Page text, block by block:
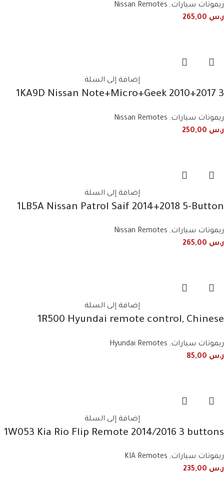
ريموتات سيارات,
Nissan Remotes
ر.س
إضافة إلى السلة
1KA9D Nissan Note+Micro+Geek 2010+2017 3
ريموتات سيارات,
Nissan Remotes
ر.س
إضافة إلى السلة
1LB5A Nissan Patrol Saif 2014+2018 5-Button
ريموتات سيارات,
Nissan Remotes
ر.س
إضافة إلى السلة
1R500 Hyundai remote control, Chinese
ريموتات سيارات,
Hyundai Remotes
ر.س
إضافة إلى السلة
1W053 Kia Rio Flip Remote 2014/2016 3 buttons
ريموتات سيارات,
KIA Remotes
ر.س